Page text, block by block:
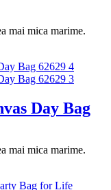
mai mica marime.
Day Bag
mai mica marime.